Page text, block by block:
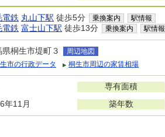
電鉄 丸山下駅 徒歩5分 乗換案内 駅情報
電鉄 富士山下駅 徒歩13分 乗換案内 駅情報
県桐生市堤町３
周辺地図
市の行政データ
桐生市周辺の家賃相場
専有面積
年11月 築年数